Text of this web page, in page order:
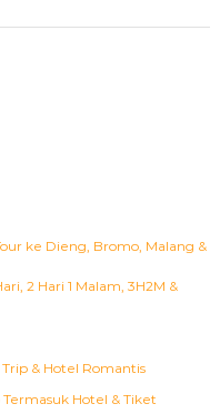
ke Dieng, Bromo, Malang &
2 Hari 1 Malam, 3H2M &
& Hotel Romantis
Hotel & Tiket